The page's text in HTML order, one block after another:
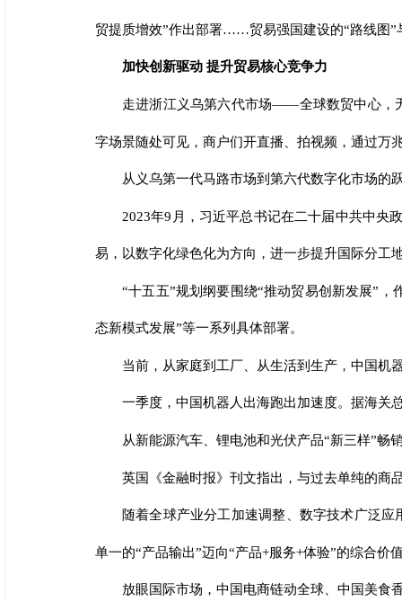
贸提质增效”作出部署……贸易强国建设的“路线图”
加快创新驱动 提升贸易核心竞争力
走进浙江义乌第六代市场——全球数贸中心，
字场景随处可见，商户们开直播、拍视频，通过万
从义乌第一代马路市场到第六代数字化市场的
2023年9月，习近平总书记在二十届中共中央
易，以数字化绿色化为方向，进一步提升国际分工
“十五五”规划纲要围绕“推动贸易创新发展”，
态新模式发展”等一系列具体部署。
当前，从家庭到工厂、从生活到生产，中国机
一季度，中国机器人出海跑出加速度。据海关
从新能源汽车、锂电池和光伏产品“新三样”畅
英国《金融时报》刊文指出，与过去单纯的商
随着全球产业分工加速调整、数字技术广泛
单一的“产品输出”迈向“产品+服务+体验”的综合价
放眼国际市场，中国电商链动全球、中国美